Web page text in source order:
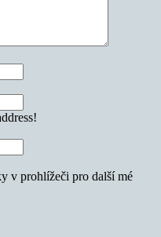
v prohlížeči pro další mé